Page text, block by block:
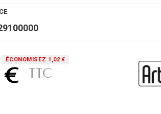
ÉCONOMISEZ 1,02 €
€ TTC